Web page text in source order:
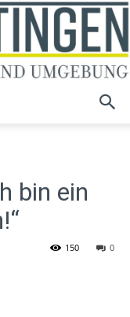
bin ein
0
150